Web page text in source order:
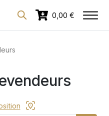
professionnels
0,00 €